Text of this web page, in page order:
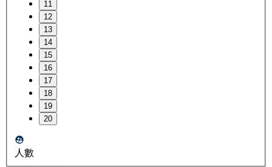
11
12
13
14
15
16
17
18
19
20
人數